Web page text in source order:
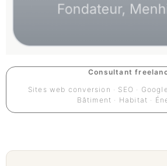
Consultant
Sites web conversion · SEO ·
Bâtiment · Habitat ·